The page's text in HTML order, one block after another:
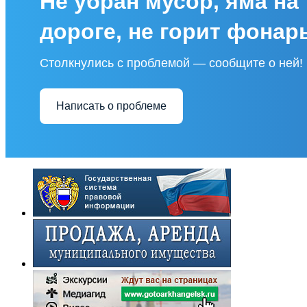
дороге, не горит
Столкнулись с проблемой — сообщите о ней!
Написать о проблеме